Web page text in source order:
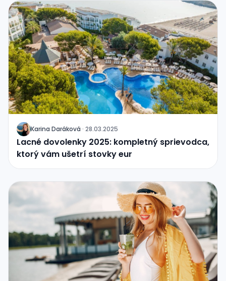
J Karina Daráková · 28.03.2025
Lacné dovolenky 2025: kompletný sprievodca,
ktorý vám ušetrí stovky eur